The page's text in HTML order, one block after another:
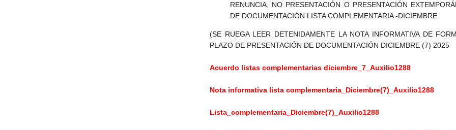
RENUNCIA, NO PRESENTACIÓN O PRESENTACIÓN
DE DOCUMENTACIÓN LISTA COMPLEMENTARIA -DICIEMBRE
(SE RUEGA LEER DETENIDAMENTE LA NOTA INFORMATIVA DE
PLAZO DE PRESENTACIÓN DE DOCUMENTACIÓN DICIEMBRE (7) 2025
Acuerdo listas complementarias diciembre_7_Auxilio1288
Nota informativa lista complementaria_Diciembre(7)_Auxilio1288
Lista_complementaria_Diciembre(7)_Auxilio1288